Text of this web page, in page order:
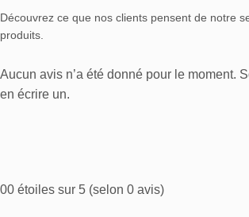
Découvrez ce que nos clients pensent de notre
produits.
Aucun avis n’a été donné pour le moment.
en écrire un.
00 étoiles sur 5 (selon 0 avis)